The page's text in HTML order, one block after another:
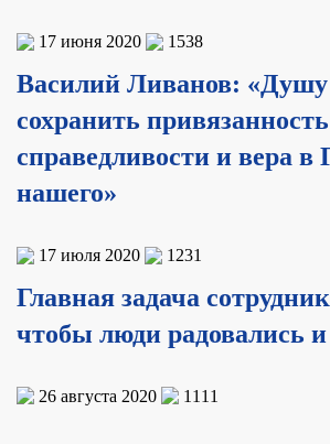
17 июня 2020 1538
Василий Ливанов:
сохранить
справедливости и вера в
нашего»
17 июля 2020 1231
Главная задача
чтобы люди радовались
26 августа 2020 1111